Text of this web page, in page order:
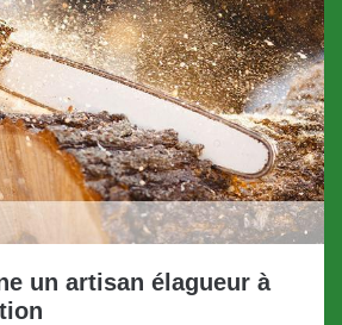
un artisan élagueur à